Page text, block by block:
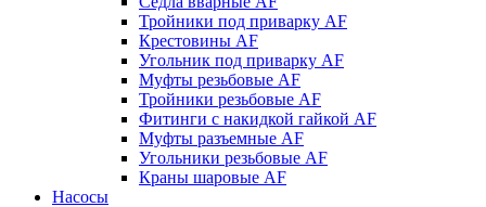
Тройники под приварку AF
Крестовины AF
Угольник под приварку AF
Муфты резьбовые AF
Тройники резьбовые AF
Фитинги с накидкой гайкой AF
Муфты разъемные AF
Угольники резьбовые AF
Краны шаровые AF
Насосы